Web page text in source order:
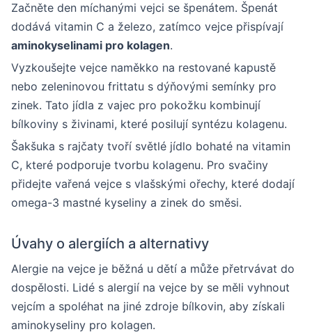
Začněte den míchanými vejci se špenátem. Špenát
dodává vitamin C a železo, zatímco vejce přispívají
aminokyselinami pro kolagen.
Vyzkoušejte vejce naměkko na restované kapustě
nebo zeleninovou frittatu s dýňovými semínky pro
zinek. Tato jídla z vajec pro pokožku kombinují
bílkoviny s živinami, které posilují syntézu kolagenu.
Šakšuka s rajčaty tvoří světlé jídlo bohaté na vitamin
C, které podporuje tvorbu kolagenu. Pro svačiny
přidejte vařená vejce s vlašskými ořechy, které dodají
omega-3 mastné kyseliny a zinek do směsi.
Úvahy o alergiích a alternativy
Alergie na vejce je běžná u dětí a může přetrvávat do
dospělosti. Lidé s alergií na vejce by se měli vyhnout
vejcím a spoléhat na jiné zdroje bílkovin, aby získali
aminokyseliny pro kolagen.